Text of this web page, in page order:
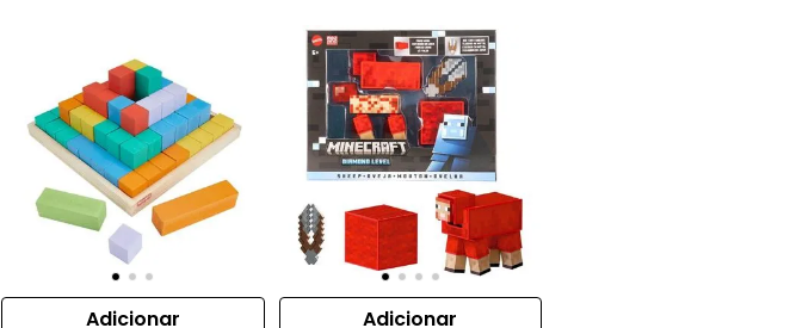
Adicionar Adicionar